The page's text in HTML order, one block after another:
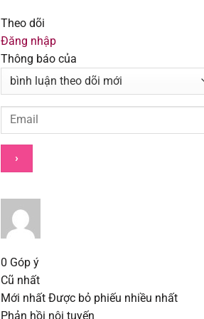
Chapter 397
Chapter 396
Chapter 395
Chapter 394
Chapter 392
Chapter 391
Chapter 390
Theo dõi
Đăng nhập
Thông báo của
0 Góp ý
Cũ nhất
Mới nhất Được bỏ phiếu nhiều nhất
Phản hồi nội tuyến